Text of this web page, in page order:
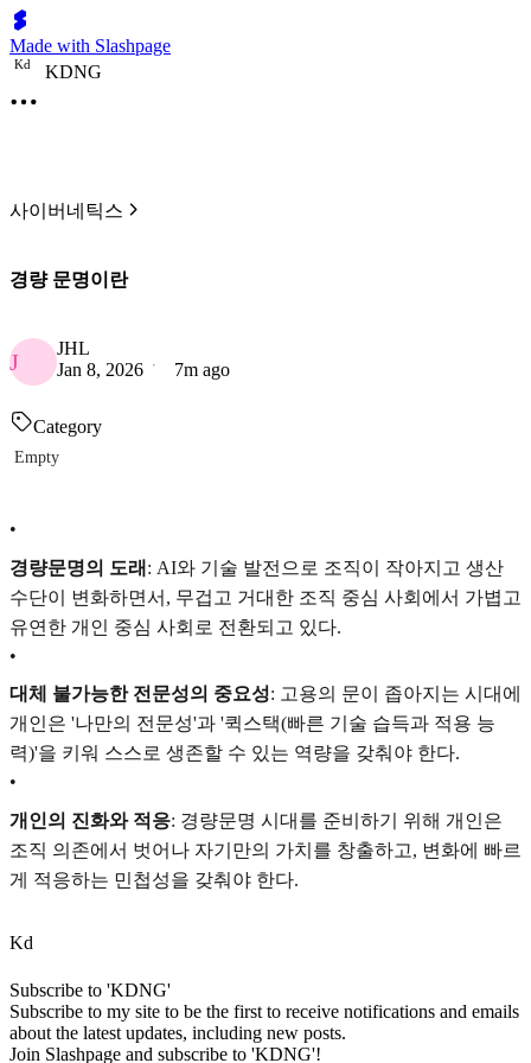
Made with Slashpage
Kd KDNG
사이버네틱스
경량 문명이란
J
JHL
Jan 8, 2026
7m ago
Category
Empty
•
경량문명의 도래 : AI와 기술 발전으로 조직이 작아지고 생산
수단이 변화하면서, 무겁고 거대한 조직 중심 사회에서 가볍고
유연한 개인 중심 사회로 전환되고 있다.
•
대체 불가능한 전문성의 중요성: 고용의 문이 좁아지는 시대에
개인은 '나만의 전문성'과 '퀵스택(빠른 기술 습득과 적용 능
력)'을 키워 스스로 생존할 수 있는 역량을 갖춰야 한다.
•
개인의 진화와 적응: 경량문명 시대를 준비하기 위해 개인은
조직 의존에서 벗어나 자기만의 가치를 창출하고, 변화에 빠르
게 적응하는 민첩성을 갖춰야 한다.
Kd
Subscribe to 'KDNG'
Subscribe to my site to be the first to receive notifications and emails
about the latest updates, including new posts.
Join Slashpage and subscribe to 'KDNG'!